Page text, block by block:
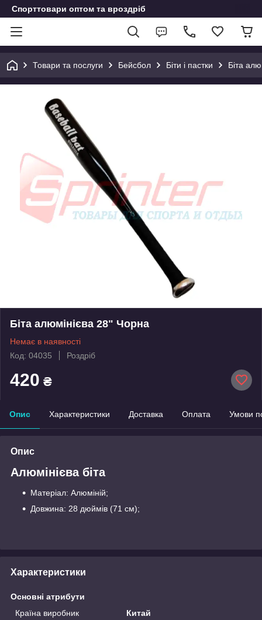
Спорттовари оптом та вроздріб
Товари та послуги Бейсбол Біти і пастки Біта
Біта алюмінієва 28" Чорна
Немає в наявності
Код: 04035
Роздріб
420 ₴
Опис Характеристики Доставка Оплата Умови
Опис
Алюмінієва біта
Матеріал: Алюміній;
Довжина: 28 дюймів (71 см);
Характеристики
Основні атрибути
Країна виробник
Китай